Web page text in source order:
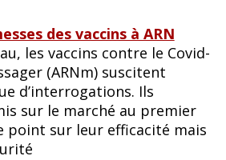
des vaccins à ARN
les vaccins contre le Covid-
(ARNm) suscitent
d’interrogations. Ils
sur le marché au premier
point sur leur efficacité mais